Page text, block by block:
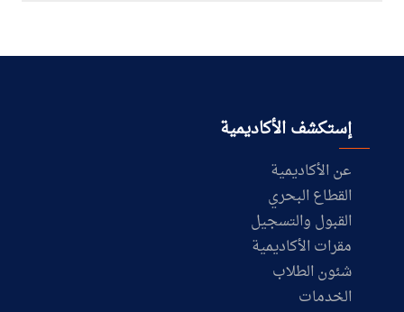
إستكشف الأكاديمية
عن الأكاديمية
القطاع البحري
القبول والتسجيل
مقرات الأكاديمية
شئون الطلاب
الخدمات